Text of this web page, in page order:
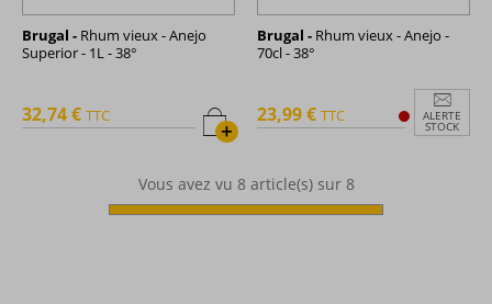
Brugal - Rhum vieux - Anejo
Superior - 1L - 38°
+
32,74 € TTC
Brugal - Rhum vieux - Anejo -
70cl - 38°
ALERTE
STOCK
23,99 € TTC
Vous avez vu 8 article(s) sur 8